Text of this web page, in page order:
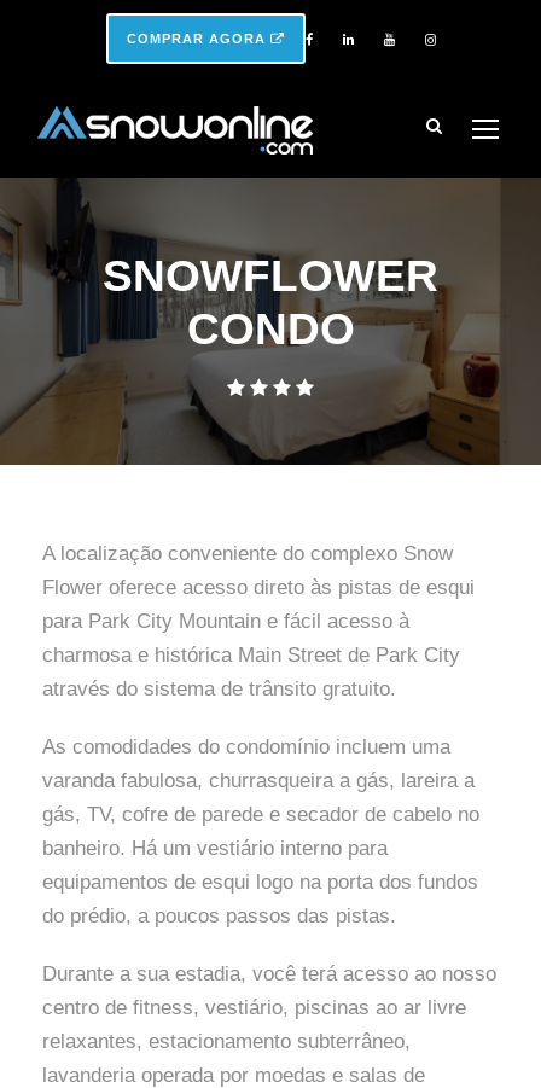
COMPRAR AGORA
SNOWFLOWER
CONDO
A localização conveniente do complexo Snow
Flower oferece acesso direto às pistas de esqui
para Park City Mountain e fácil acesso à
charmosa e histórica Main Street de Park City
através do sistema de trânsito gratuito.
As comodidades do condomínio incluem uma
varanda fabulosa, churrasqueira a gás, lareira a
gás, TV, cofre de parede e secador de cabelo no
banheiro. Há um vestiário interno para
equipamentos de esqui logo na porta dos fundos
do prédio, a poucos passos das pistas.
Durante a sua estadia, você terá acesso ao nosso
centro de fitness, vestiário, piscinas ao ar livre
relaxantes, estacionamento subterrâneo,
lavanderia operada por moedas e salas de